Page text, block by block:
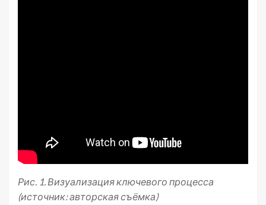
Рис. 1. Визуализация ключевого процесса
(источник: авторская съёмка)